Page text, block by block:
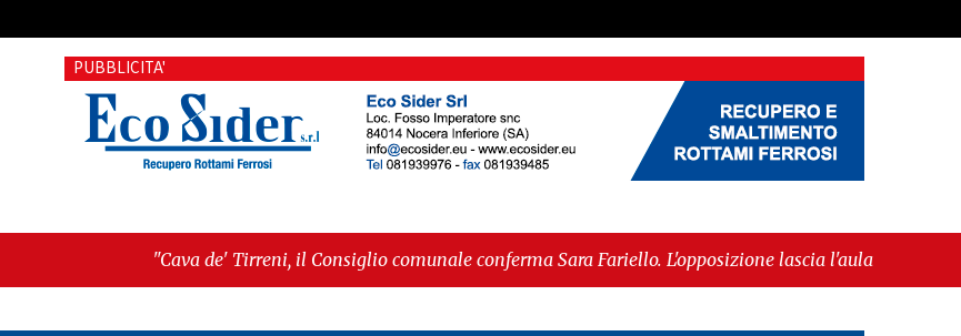
PUBBLICITA'
"Cava de' Tirreni, il Consiglio comunale conferma Sara Fariello. L'opposizione lascia l'aula al momento del
voto" -"Vietri sul Mare, giornata storica: la ceramica ammessa alla fase europea per l’IGP"